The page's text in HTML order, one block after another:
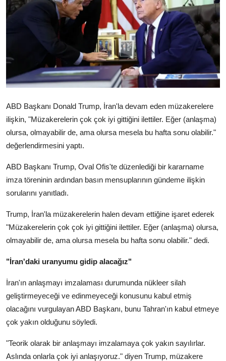
Arşiv
İletişim
Kurdi
ABD Başkanı Donald Trump, İran'la devam eden müzakerelere
ilişkin, "Müzakerelerin çok çok iyi gittiğini ilettiler. Eğer (anlaşma)
olursa, olmayabilir de, ama olursa mesela bu hafta sonu olabilir."
değerlendirmesini yaptı.
ABD Başkanı Trump, Oval Ofis'te düzenlediği bir kararname
imza töreninin ardından basın mensuplarının gündeme ilişkin
sorularını yanıtladı.
Trump, İran'la müzakerelerin halen devam ettiğine işaret ederek
"Müzakerelerin çok çok iyi gittiğini ilettiler. Eğer (anlaşma) olursa,
olmayabilir de, ama olursa mesela bu hafta sonu olabilir." dedi.
"İran'daki uranyumu gidip alacağız"
İran'ın anlaşmayı imzalaması durumunda nükleer silah
geliştirmeyeceği ve edinmeyeceği konusunu kabul etmiş
olacağını vurgulayan ABD Başkanı, bunu Tahran'ın kabul etmeye
çok yakın olduğunu söyledi.
"Teorik olarak bir anlaşmayı imzalamaya çok yakın sayılırlar.
Aslında onlarla çok iyi anlaşıyoruz." diyen Trump, müzakere